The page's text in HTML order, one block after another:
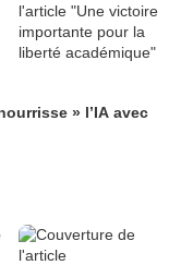
» l’IA avec